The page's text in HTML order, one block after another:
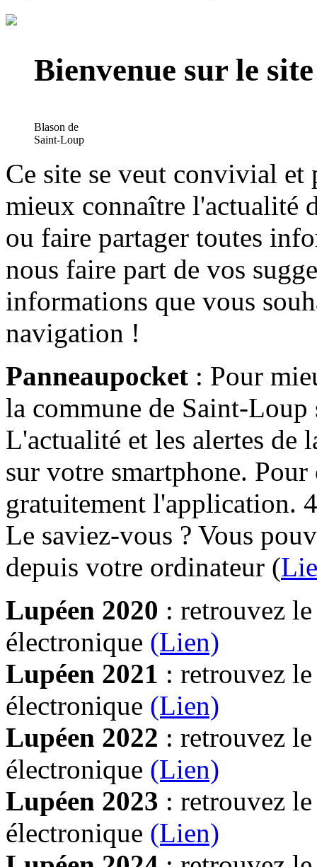
Bienvenue sur le
Blason de
Saint-Loup
Ce site se veut convivial et
mieux connaître l'actualité
ou faire partager toutes
nous faire part de vos
informations que vous
navigation !
Panneaupocket : Pour
la commune de Saint-Loup
L'actualité et les alertes de
sur votre smartphone.
gratuitement l'application.
Le saviez-vous ? Vous
depuis votre ordinateur (
Lupéen 2020 : retrouvez
électronique (Lien)
Lupéen 2021 : retrouvez
électronique (Lien)
Lupéen 2022 : retrouvez
électronique (Lien)
Lupéen 2023 : retrouvez
électronique (Lien)